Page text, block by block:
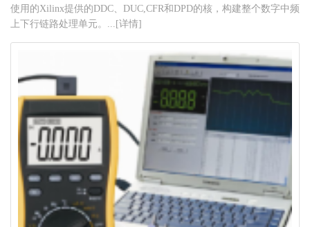
使用的Xilinx提供的DDC、DUC,CFR和DPD的核，构建整个数字中频
上下行链路处理单元。...[详情]